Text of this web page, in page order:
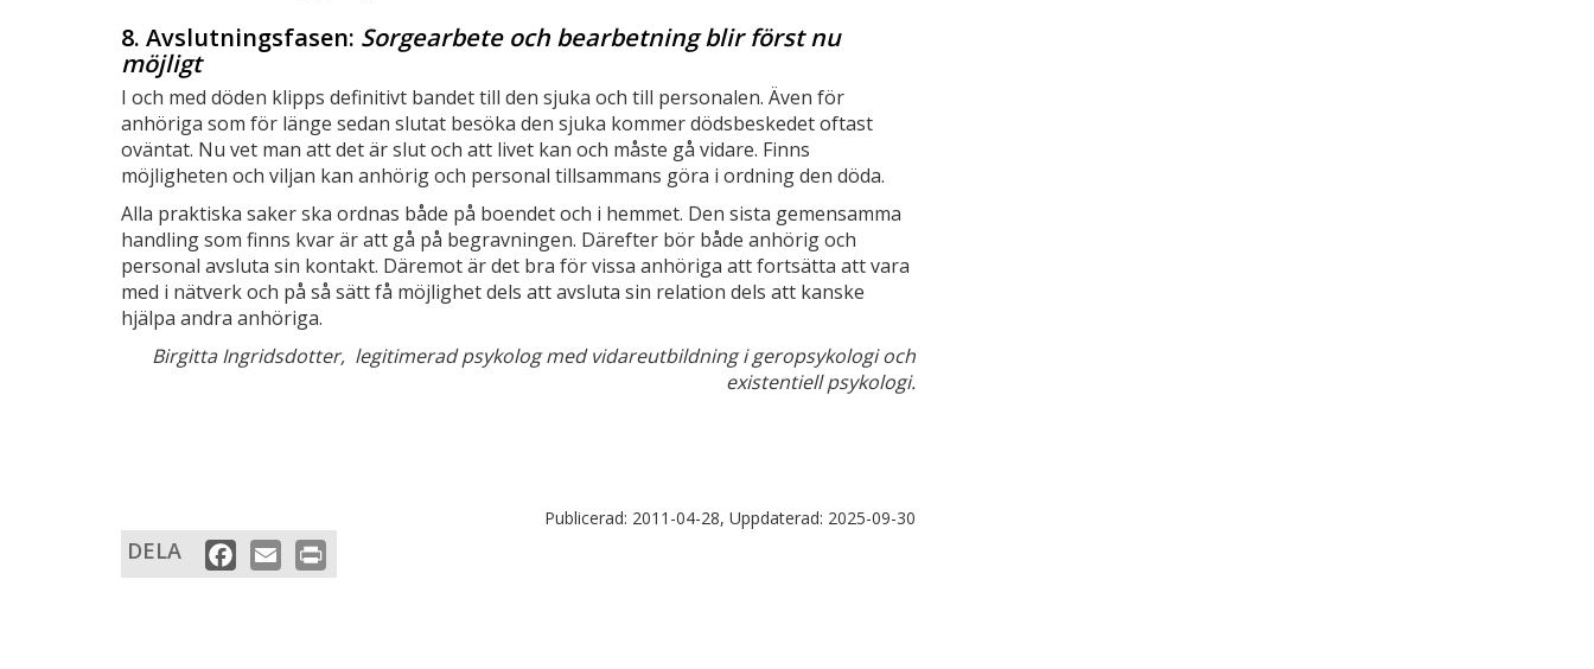
8. Avslutningsfasen: Sorgearbete och bearbetning blir först nu
möjligt
I och med döden klipps definitivt bandet till den sjuka och till personalen. Även för
anhöriga som för länge sedan slutat besöka den sjuka kommer dödsbeskedet oftast
oväntat. Nu vet man att det är slut och att livet kan och måste gå vidare. Finns
möjligheten och viljan kan anhörig och personal tillsammans göra i ordning den döda.
Alla praktiska saker ska ordnas både på boendet och i hemmet. Den sista gemensamma
handling som finns kvar är att gå på begravningen. Därefter bör både anhörig och
personal avsluta sin kontakt. Däremot är det bra för vissa anhöriga att fortsätta att vara
med i nätverk och på så sätt få möjlighet dels att avsluta sin relation dels att kanske
hjälpa andra anhöriga.
Birgitta Ingridsdotter, legitimerad psykolog med vidareutbildning i geropsykologi och
existentiell psykologi.
Publicerad: 2011-04-28, Uppdaterad: 2025-09-30
DELA Facebook
Email